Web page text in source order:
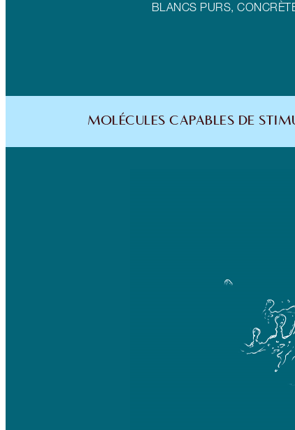
BLANCS PURS,
MOLÉCULES CAPABLES DE